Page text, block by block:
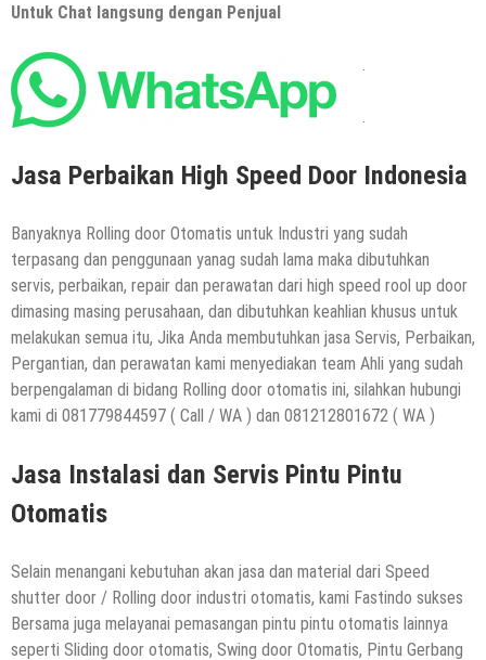
Untuk Chat langsung dengan Penjual
Jasa Perbaikan High Speed Door Indonesia
Banyaknya Rolling door Otomatis untuk Industri yang sudah
terpasang dan penggunaan yanag sudah lama maka dibutuhkan
servis, perbaikan, repair dan perawatan dari high speed rool up door
dimasing masing perusahaan, dan dibutuhkan keahlian khusus untuk
melakukan semua itu, Jika Anda membutuhkan jasa Servis, Perbaikan,
Pergantian, dan perawatan kami menyediakan team Ahli yang sudah
berpengalaman di bidang Rolling door otomatis ini, silahkan hubungi
kami di 081779844597 ( Call / WA ) dan 081212801672 ( WA )
Jasa Instalasi dan Servis Pintu Pintu
Otomatis
Selain menangani kebutuhan akan jasa dan material dari Speed
shutter door / Rolling door industri otomatis, kami Fastindo sukses
Bersama juga melayanai pemasangan pintu pintu otomatis lainnya
seperti Sliding door otomatis, Swing door Otomatis, Pintu Gerbang